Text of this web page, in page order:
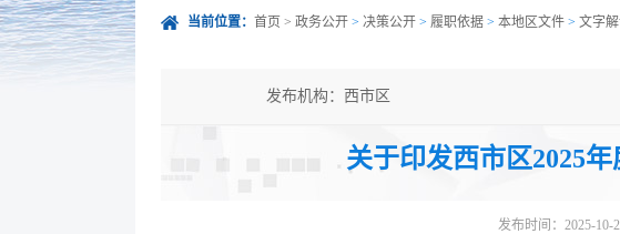
当前位置： 首页 > 政务公开 > 决策公开 > 履职依据 > 本地区文件 > 文字
发布机构：西市区
公开类型：主动公开关于印发西市区2025
发布时间：2025-10-